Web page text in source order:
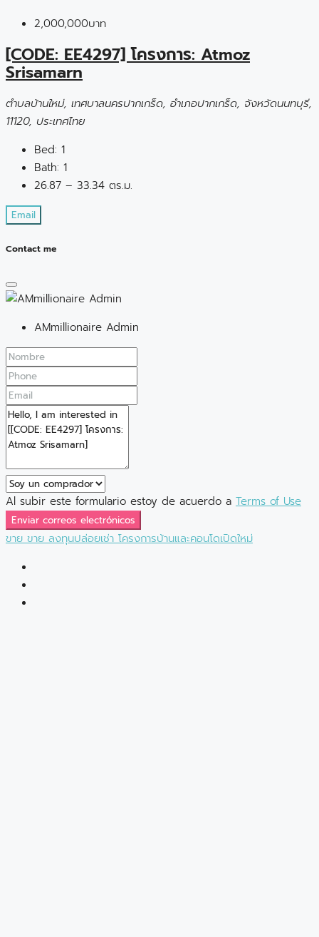
2,000,000บาท
[CODE: EE4297] โครงการ: Atmoz
Srisamarn
ตำบลบ้านใหม่, เทศบาลนครปากเกร็ด, อำเภอปากเกร็ด, จังหวัดนนทบุรี,
11120, ประเทศไทย
Bed: 1
Bath: 1
26.87 – 33.34 ตร.ม.
Email
Contact me
AMmillionaire Admin
Al subir este formulario estoy de acuerdo a Terms of Use
Enviar correos electrónicos
ขาย ขาย ลงทุนปล่อยเช่า โครงการบ้านและคอนโดเปิดใหม่